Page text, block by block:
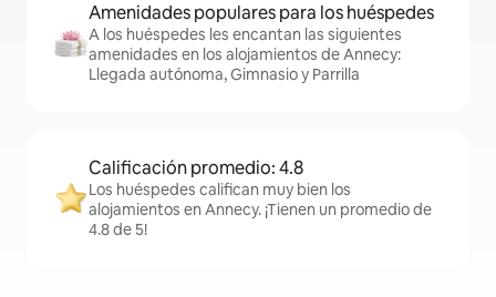
Amenidades populares para los huéspedes
A los huéspedes les encantan las siguientes
amenidades en los alojamientos de Annecy:
Llegada autónoma, Gimnasio y Parrilla
Calificación promedio: 4.8
Los huéspedes califican muy bien los
alojamientos en Annecy. ¡Tienen un promedio de
4.8 de 5!